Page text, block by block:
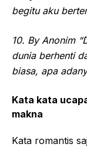
begitu aku
10. By Anonim
dunia berhenti
biasa, apa
Kata kata
makna
Kata romantis